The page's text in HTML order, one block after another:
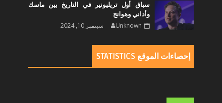
سباق أول تريليونير في التاريخ بين ماسك
وأداني وهوانج
Unknown سبتمبر 10, 2024
إحصاءات الموقع STATISTICS